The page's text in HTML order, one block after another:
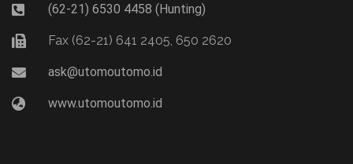
(62-21) 6530 4458 (Hunting)
Fax (62-21) 641 2405, 650 2620
ask@utomoutomo.id
www.utomoutomo.id